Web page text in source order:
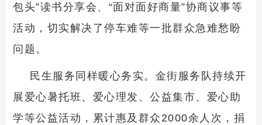
包头”读书分享会、“面对面好商量”协商议事等
活动，切实解决了停车难等一批群众急难愁盼
问题。
民生服务同样暖心务实。金街服务队持续开
展爱心暑托班、爱心理发、公益集市、爱心助
学等公益活动，累计惠及群众2000余人次，捐